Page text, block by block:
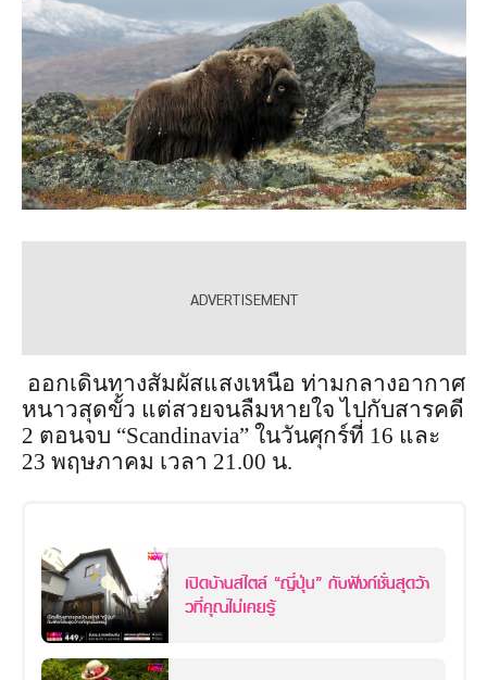
ออกเดินทางสัมผัสแสงเหนือ ท่ามกลางอากาศ
หนาวสุดขั้ว แต่สวยจนลืมหายใจ ไปกับสารคดี
2 ตอนจบ “Scandinavia” ในวันศุกร์ที่ 16 และ
23 พฤษภาคม เวลา 21.00 น.
เปิดบ้านสไตล์ “ญี่ปุ่น” กับฟังก์ชั่นสุดว้า
วที่คุณไม่เคยรู้